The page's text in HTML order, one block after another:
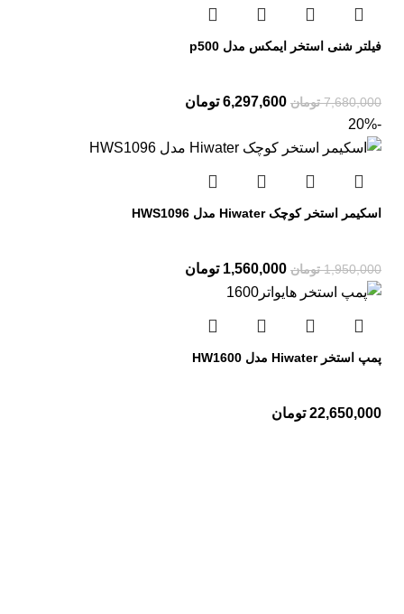
فیلتر شنی استخر ایمکس مدل p500
7,680,000 تومان 6,297,600 تومان
-20%
اسکیمر استخر کوچک Hiwater مدل HWS1096
1,950,000 تومان 1,560,000 تومان
پمپ استخر Hiwater مدل HW1600
22,650,000 تومان